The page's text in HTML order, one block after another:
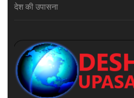
देश की उपासना